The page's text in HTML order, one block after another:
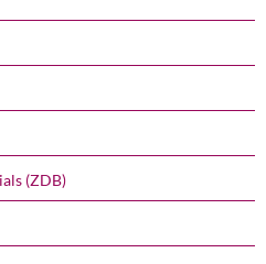
(ZDB)